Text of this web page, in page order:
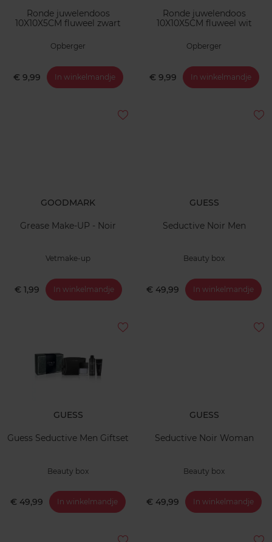
Ronde juwelendoos
10X10X5CM fluweel zwart
Opberger
€ 9,99 In winkelmandje
Ronde juwelendoos
10X10X5CM fluweel wit
Opberger
€ 9,99 In winkelmandje
GOODMARK
Grease Make-UP - Noir
Vetmake-up
€ 1,99 In winkelmandje
GUESS
Seductive Noir Men
Beauty box
€ 49,99 In winkelmandje
GUESS
Guess Seductive Men Giftset
Beauty box
€ 49,99 In winkelmandje
GUESS
Seductive Noir Woman
Beauty box
€ 49,99 In winkelmandje